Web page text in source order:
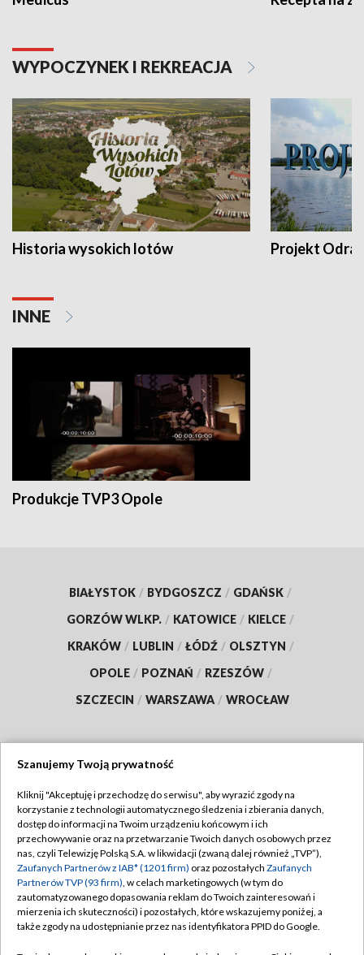
WYPOCZYNEK I REKREACJA
Historia wysokich lotów Projekt Odra
INNE
Produkcje TVP3 Opole
BIAŁYSTOK / BYDGOSZCZ / GDAŃSK /
GORZÓW WLKP. / KATOWICE / KIELCE /
KRAKÓW / LUBLIN / ŁÓDŹ / OLSZTYN /
OPOLE / POZNAŃ / RZESZÓW /
SZCZECIN / WARSZAWA / WROCŁAW
TVP
Abonament TVP
Emisja w TVP
Centrum informacji TVP
Naziemna Telewizja Cyfrowa
Regulamin TVP
Polityka prywatności
Moje zgody
Pomoc
Szanujemy Twoją prywatność
Kliknij "Akceptuję i przechodzę do serwisu", aby wyrazić zgody na
korzystanie z technologii automatycznego śledzenia i zbierania danych,
dostęp do informacji na Twoim urządzeniu końcowym i ich
przechowywanie oraz na przetwarzanie Twoich danych osobowych przez
nas, czyli Telewizję Polską S.A. w likwidacji (zwaną dalej również „TVP”),
Zaufanych Partnerów z IAB* (1201 firm) oraz pozostałych Zaufanych
Partnerów TVP (93 firm), w celach marketingowych (w tym do
zautomatyzowanego dopasowania reklam do Twoich zainteresowań i
mierzenia ich skuteczności) i pozostałych, które wskazujemy poniżej, a
także zgody na udostępnianie przez nas identyfikatora PPID do Google.